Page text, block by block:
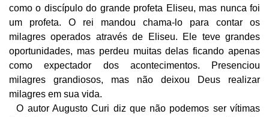
como o discípulo do grande profeta Eliseu, mas nunca foi
um profeta. O rei mandou chama-lo para contar os
milagres operados através de Eliseu. Ele teve grandes
oportunidades, mas perdeu muitas delas ficando apenas
como expectador dos acontecimentos. Presenciou
milagres grandiosos, mas não deixou Deus realizar
milagres em sua vida.
O autor Augusto Curi diz que não podemos ser vítimas